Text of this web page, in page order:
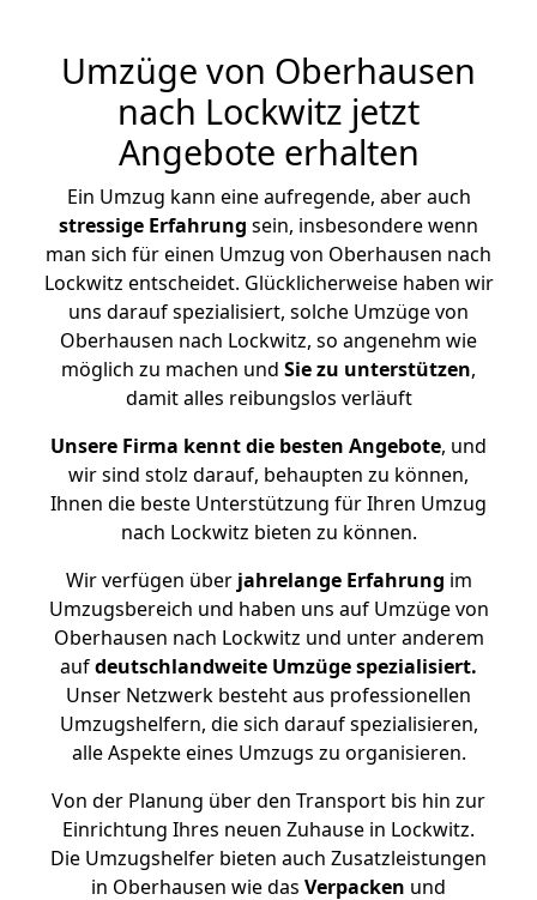
Umzüge von Oberhausen
nach Lockwitz jetzt
Angebote erhalten
Ein Umzug kann eine aufregende, aber auch
stressige Erfahrung sein, insbesondere wenn
man sich für einen Umzug von Oberhausen nach
Lockwitz entscheidet. Glücklicherweise haben wir
uns darauf spezialisiert, solche Umzüge von
Oberhausen nach Lockwitz, so angenehm wie
möglich zu machen und Sie zu unterstützen,
damit alles reibungslos verläuft
Unsere Firma kennt die besten Angebote, und
wir sind stolz darauf, behaupten zu können,
Ihnen die beste Unterstützung für Ihren Umzug
nach Lockwitz bieten zu können.
Wir verfügen überjahrelange Erfahrung im
Umzugsbereich und haben uns auf Umzüge von
Oberhausen nach Lockwitz und unter anderem
aufdeutschlandweite Umzüge spezialisiert.
Unser Netzwerk besteht aus professionellen
Umzugshelfern, die sich darauf spezialisieren,
alle Aspekte eines Umzugs zu organisieren.
Von der Planung über den Transport bis hin zur
Einrichtung Ihres neuen Zuhause in Lockwitz.
Die Umzugshelfer bieten auch Zusatzleistungen
in Oberhausen wie das Verpacken und